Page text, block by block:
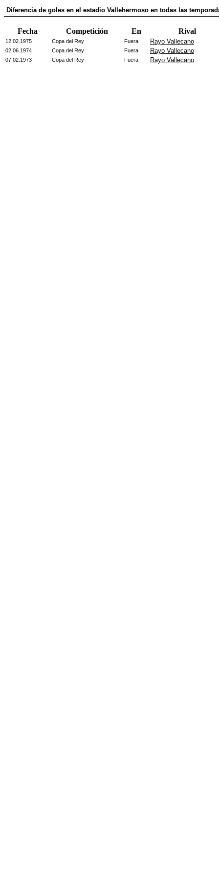
Diferencia de goles en el estadio Vallehermoso en todas las
Fecha Competición En Rival
12.02.1975 Copa del Rey Fuera Rayo Vallecano
02.06.1974 Copa del Rey Fuera Rayo Vallecano
07.02.1973 Copa del Rey Fuera Rayo Vallecano